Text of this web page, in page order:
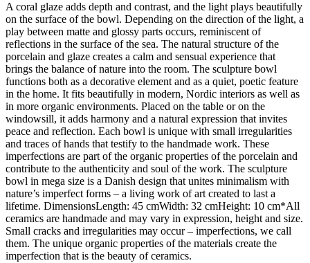
A coral glaze adds depth and contrast, and the light plays beautifully
on the surface of the bowl. Depending on the direction of the light, a
play between matte and glossy parts occurs, reminiscent of
reflections in the surface of the sea. The natural structure of the
porcelain and glaze creates a calm and sensual experience that
brings the balance of nature into the room. The sculpture bowl
functions both as a decorative element and as a quiet, poetic feature
in the home. It fits beautifully in modern, Nordic interiors as well as
in more organic environments. Placed on the table or on the
windowsill, it adds harmony and a natural expression that invites
peace and reflection. Each bowl is unique with small irregularities
and traces of hands that testify to the handmade work. These
imperfections are part of the organic properties of the porcelain and
contribute to the authenticity and soul of the work. The sculpture
bowl in mega size is a Danish design that unites minimalism with
nature’s imperfect forms – a living work of art created to last a
lifetime. DimensionsLength: 45 cmWidth: 32 cmHeight: 10 cm*All
ceramics are handmade and may vary in expression, height and size.
Small cracks and irregularities may occur – imperfections, we call
them. The unique organic properties of the materials create the
imperfection that is the beauty of ceramics.